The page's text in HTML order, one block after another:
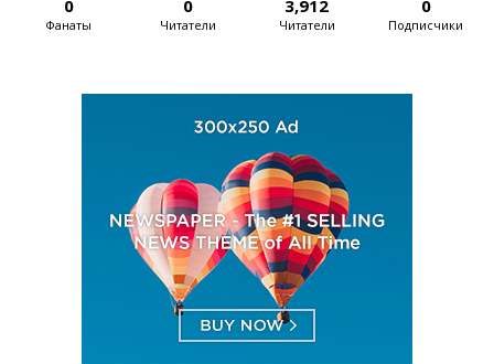
0
Фанаты
0
Читатели
3,912
Читатели
0
Подписчики